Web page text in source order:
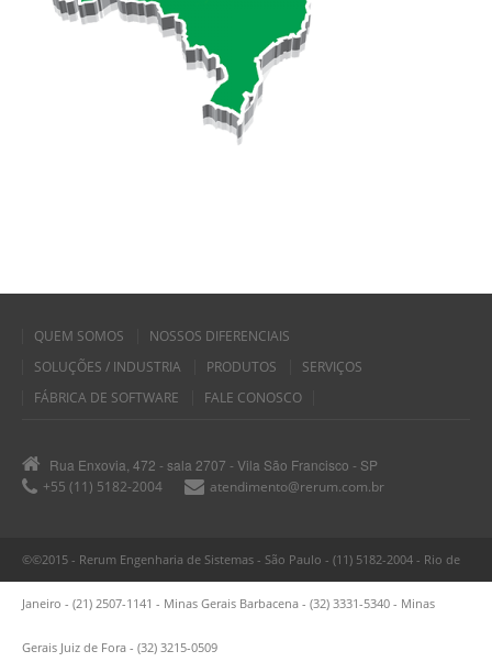
QUEM SOMOS
NOSSOS DIFERENCIAIS
SOLUÇÕES / INDUSTRIA
PRODUTOS
SERVIÇOS
FÁBRICA DE SOFTWARE
FALE CONOSCO
Rua Enxovia, 472 - sala 2707 - Vila São Francisco - SP
+55 (11) 5182-2004
atendimento@rerum.com.br
©©2015 - Rerum Engenharia de Sistemas - São Paulo - (11) 5182-2004 - Rio de
Janeiro - (21) 2507-1141 - Minas Gerais Barbacena - (32) 3331-5340 - Minas
Gerais Juiz de Fora - (32) 3215-0509